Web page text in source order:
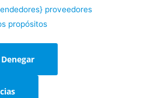
proveedores
propósitos
Denegar